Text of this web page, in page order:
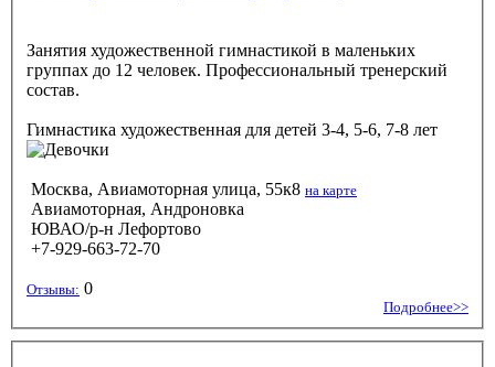
Занятия художественной гимнастикой в маленьких
группах до 12 человек. Профессиональный тренерский
состав.
Гимнастика художественная для детей 3-4, 5-6, 7-8 лет
Москва, Авиамоторная улица, 55к8 на карте
Авиамоторная, Андроновка
ЮВАО/р-н Лефортово
+7-929-663-72-70
Отзывы: 0
Подробнее>>